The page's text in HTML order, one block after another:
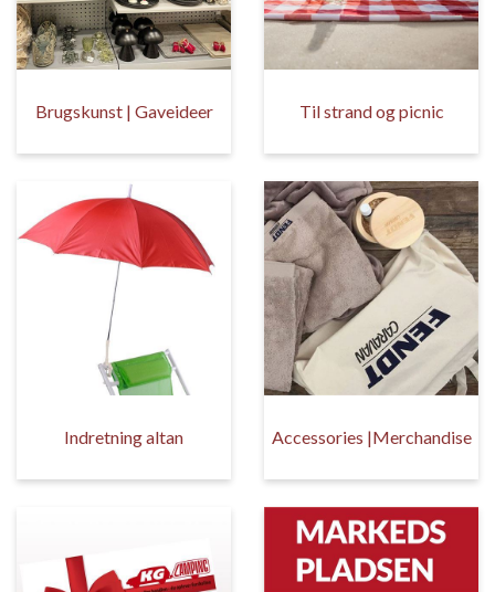
Brugskunst | Gaveideer Til strand og picnic
Indretning altan Accessories |Merchandise